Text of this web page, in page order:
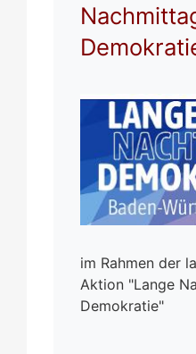
im Rahmen der
Aktion "Lange
Demokratie"